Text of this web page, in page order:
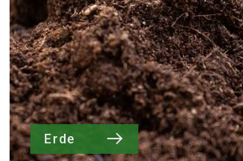
Erde